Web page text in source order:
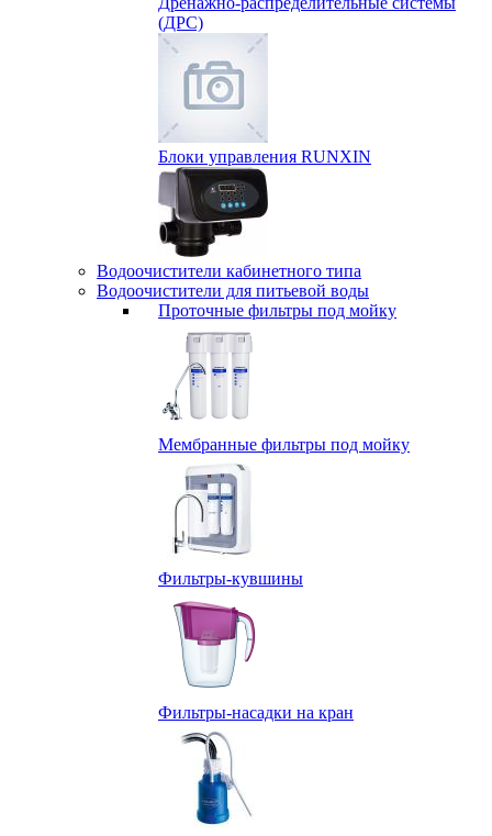
(ДРС)
Блоки управления RUNXIN
Водоочистители кабинетного типа
Водоочистители для питьевой воды
Проточные фильтры под мойку
Мембранные фильтры под мойку
Фильтры-кувшины
Фильтры-насадки на кран